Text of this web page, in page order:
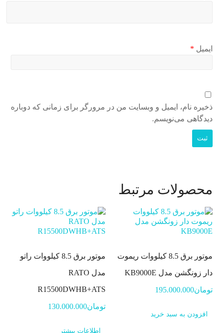
ایمیل *
ذخیره نام، ایمیل و وبسایت من در مرورگر برای زمانی که دوباره
دیدگاهی می‌نویسم.
محصولات مرتبط
موتور برق 8.5 کیلووات ریموت
دار زونگشن مدل KB9000E
تومان195.000.000
افزودن به سبد خرید
موتور برق 8.5 کیلووات راتو
مدل RATO
R15500DWHB+ATS
تومان130.000.000
اطلاعات بیشتر